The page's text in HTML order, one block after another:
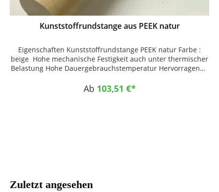
Kunststoffrundstange aus PEEK natur
Eigenschaften Kunststoffrundstange PEEK natur Farbe :
beige Hohe mechanische Festigkeit auch unter thermischer
Belastung Hohe Dauergebrauchstemperatur Hervorragende
guten Gleiteigenschaften Sehr dimensionsstabil Gute
Ab 103,51 €*
Zuletzt angesehen